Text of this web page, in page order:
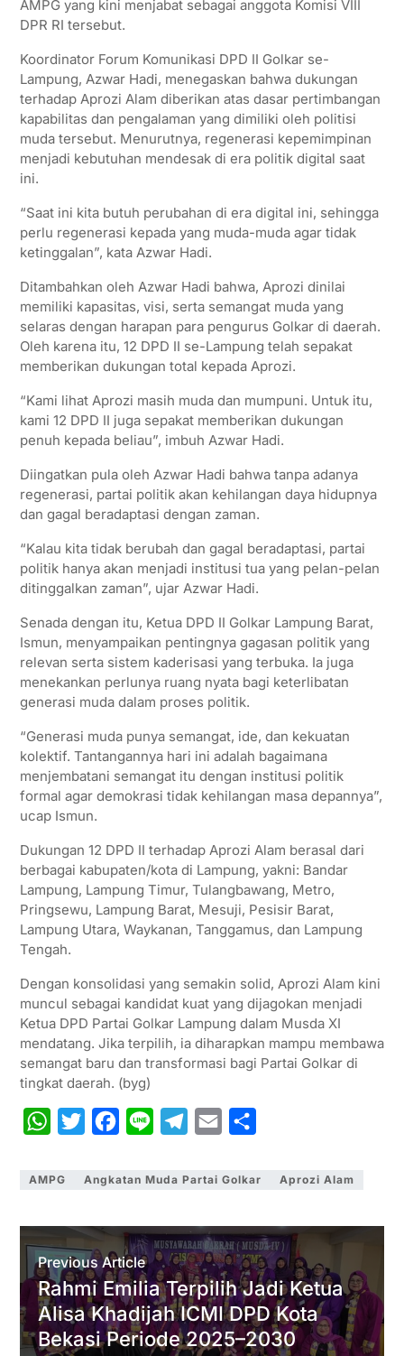
AMPG yang kini menjabat sebagai anggota Komisi VIII
DPR RI tersebut.
Koordinator Forum Komunikasi DPD II Golkar se-
Lampung, Azwar Hadi, menegaskan bahwa dukungan
terhadap Aprozi Alam diberikan atas dasar pertimbangan
kapabilitas dan pengalaman yang dimiliki oleh politisi
muda tersebut. Menurutnya, regenerasi kepemimpinan
menjadi kebutuhan mendesak di era politik digital saat
ini.
“Saat ini kita butuh perubahan di era digital ini, sehingga
perlu regenerasi kepada yang muda-muda agar tidak
ketinggalan”, kata Azwar Hadi.
Ditambahkan oleh Azwar Hadi bahwa, Aprozi dinilai
memiliki kapasitas, visi, serta semangat muda yang
selaras dengan harapan para pengurus Golkar di daerah.
Oleh karena itu, 12 DPD II se-Lampung telah sepakat
memberikan dukungan total kepada Aprozi.
“Kami lihat Aprozi masih muda dan mumpuni. Untuk itu,
kami 12 DPD II juga sepakat memberikan dukungan
penuh kepada beliau”, imbuh Azwar Hadi.
Diingatkan pula oleh Azwar Hadi bahwa tanpa adanya
regenerasi, partai politik akan kehilangan daya hidupnya
dan gagal beradaptasi dengan zaman.
“Kalau kita tidak berubah dan gagal beradaptasi, partai
politik hanya akan menjadi institusi tua yang pelan-pelan
ditinggalkan zaman”, ujar Azwar Hadi.
Senada dengan itu, Ketua DPD II Golkar Lampung Barat,
Ismun, menyampaikan pentingnya gagasan politik yang
relevan serta sistem kaderisasi yang terbuka. Ia juga
menekankan perlunya ruang nyata bagi keterlibatan
generasi muda dalam proses politik.
“Generasi muda punya semangat, ide, dan kekuatan
kolektif. Tantangannya hari ini adalah bagaimana
menjembatani semangat itu dengan institusi politik
formal agar demokrasi tidak kehilangan masa depannya”,
ucap Ismun.
Dukungan 12 DPD II terhadap Aprozi Alam berasal dari
berbagai kabupaten/kota di Lampung, yakni: Bandar
Lampung, Lampung Timur, Tulangbawang, Metro,
Pringsewu, Lampung Barat, Mesuji, Pesisir Barat,
Lampung Utara, Waykanan, Tanggamus, dan Lampung
Tengah.
Dengan konsolidasi yang semakin solid, Aprozi Alam kini
muncul sebagai kandidat kuat yang dijagokan menjadi
Ketua DPD Partai Golkar Lampung dalam Musda XI
mendatang. Jika terpilih, ia diharapkan mampu membawa
semangat baru dan transformasi bagi Partai Golkar di
tingkat daerah. (byg)
W
a
s
A
p
p
i
t
e
r
c
b
o
o
k
n
l
g
r
a
m
a
l
a
e
AMPG Angkatan Muda Partai Golkar Aprozi Alam
Previous Article
Rahmi Emilia Terpilih Jadi Ketua
Alisa Khadijah ICMI DPD Kota
Bekasi Periode 2025–2030